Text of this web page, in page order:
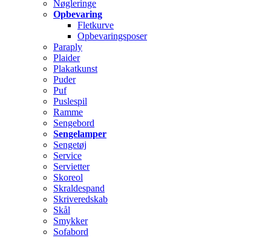
Nøgleringe
Opbevaring
Fletkurve
Opbevaringsposer
Paraply
Plaider
Plakatkunst
Puder
Puf
Puslespil
Ramme
Sengebord
Sengelamper
Sengetøj
Service
Servietter
Skoreol
Skraldespand
Skriveredskab
Skål
Smykker
Sofabord